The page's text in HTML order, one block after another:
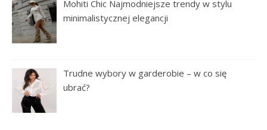
Mohiti Chic Najmodniejsze trendy w stylu
minimalistycznej elegancji
Trudne wybory w garderobie – w co się
ubrać?